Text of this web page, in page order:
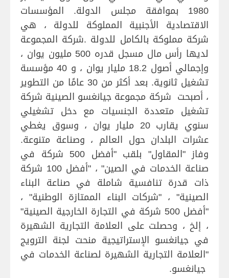
1980 بموافقة مجلس الدولة. المؤسسات
الاقتصادية الأجنبية المملوكة للدولة ، هي
شركة مملوكة بالكامل للدولة .شركة المجموعة
لديها رأس مال مسجل قدره 500 مليون يوان ،
وإجمالي أصول 18.2 مليار يوان ، و 40 مؤسسة
تشغيل ثانوية. بعد أكثر من 30 عامًا من التطوير
، أصبحت شركة مجموعة جيانغسو الصينية شركة
تشغيل متعددة الجنسيات مع دخل تشغيلي
سنوي يقارب 20 مليار يوان ، وسوق يغطي
عشرات البلدان حول العالم ، وصناعة متنوعة.
وفاز "المقاول" بلقب "أفضل 500 شركة في
صناعة الخدمات في الصين" ، "أفضل 100 شركة
ذات قدرة تنافسية شاملة في صناعة البناء
الصينية" ، "شركات البناء الممتازة الوطنية" ،
"أفضل 500 شركة في التجارة الخارجية الصينية"
، إلخ ، وحصلت على العلامة التجارية الشهيرة
في جيانغسو الإستراتيجية منحت لجنة الترويج
"العلامة التجارية الشهيرة لصناعة الخدمات في
جيانغسو.